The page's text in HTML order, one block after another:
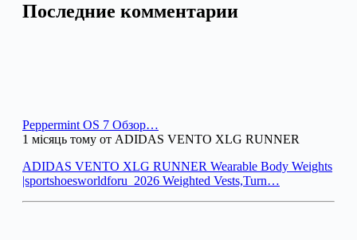
Последние комментарии
Peppermint OS 7 Обзор…
1 місяць тому от ADIDAS VENTO XLG RUNNER
ADIDAS VENTO XLG RUNNER Wearable Body Weights
|sportshoesworldforu_2026 Weighted Vests,Turn…